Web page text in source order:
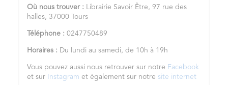
Où nous trouver : Librairie Savoir Être, 97 rue des
halles, 37000 Tours
Téléphone : 0247750489
Horaires : Du lundi au samedi, de 10h à 19h
Vous pouvez aussi nous retrouver sur notre Facebook
et sur
Instagram et également sur notre site internet